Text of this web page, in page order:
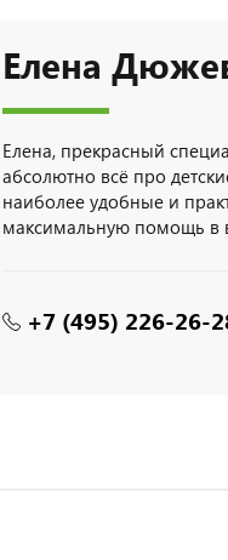
Елена
Елена, прекрасный
абсолютно всё про
наиболее удобные и
максимальную помощь в
+7 (495) 226-26-